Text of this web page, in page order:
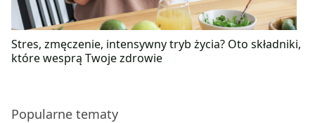
Stres, zmęczenie, intensywny tryb życia? Oto składniki,
które wesprą Twoje zdrowie
Popularne tematy